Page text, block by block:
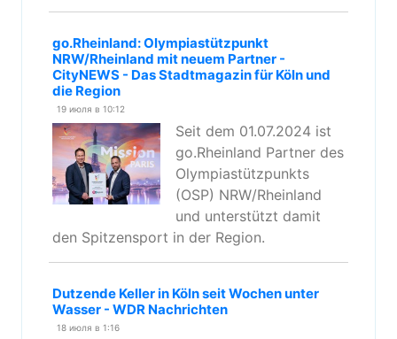
go.Rheinland: Olympiastützpunkt
NRW/Rheinland mit neuem Partner -
CityNEWS - Das Stadtmagazin für Köln und
die Region
19 июля в 10:12
Seit dem 01.07.2024 ist
go.Rheinland Partner des
Olympiastützpunkts
(OSP) NRW/Rheinland
und unterstützt damit
den Spitzensport in der Region.
Dutzende Keller in Köln seit Wochen unter
Wasser - WDR Nachrichten
18 июля в 1:16